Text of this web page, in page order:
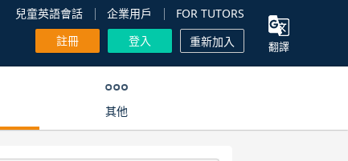
兒童英語會話 企業用戶
FOR TUTORS
註冊
登入 重新加入 翻譯
其他